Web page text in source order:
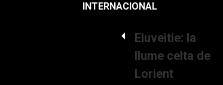
INTERNACIONAL
Eluveitie: la
llume celta de
Lorient